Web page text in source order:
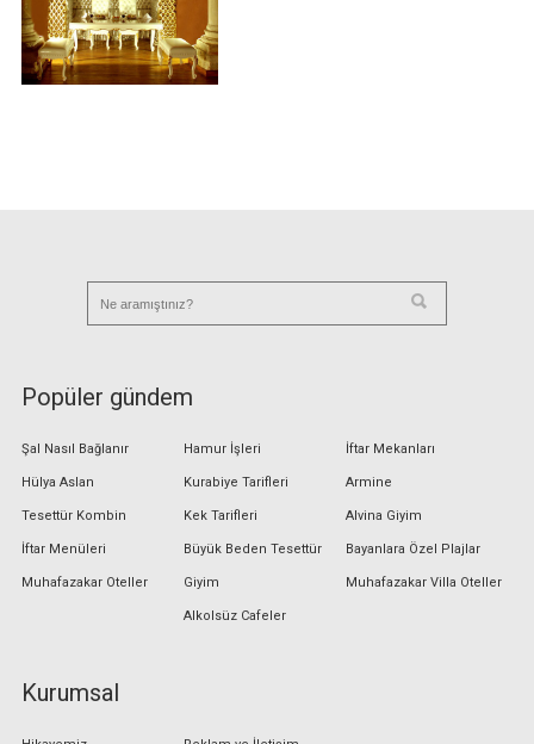
Popüler gündem
Şal Nasıl Bağlanır
Hülya Aslan
Tesettür Kombin
İftar Menüleri
Muhafazakar Oteller
Hamur İşleri
Kurabiye Tarifleri
Kek Tarifleri
Büyük Beden Tesettür
Giyim
Alkolsüz Cafeler
İftar Mekanları
Armine
Alvina Giyim
Bayanlara Özel Plajlar
Muhafazakar Villa Oteller
Kurumsal